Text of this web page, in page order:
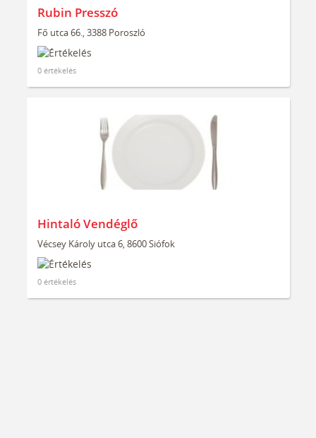
Rubin Presszó
Fő utca 66., 3388 Poroszló
0 értékelés
Hintaló Vendéglő
Vécsey Károly utca 6, 8600 Siófok
0 értékelés